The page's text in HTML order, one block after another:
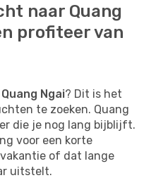
naar Quang
profiteer van
Ngai? Dit is het
te zoeken. Quang
die je nog lang bijblijft.
voor een korte
of dat lange
uitstelt.